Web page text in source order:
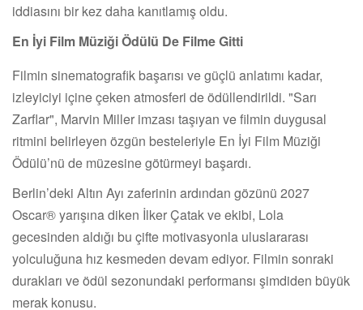
iddiasını bir kez daha kanıtlamış oldu.
En İyi Film Müziği Ödülü De Filme Gitti
Filmin sinematografik başarısı ve güçlü anlatımı kadar,
izleyiciyi içine çeken atmosferi de ödüllendirildi. "Sarı
Zarflar", Marvin Miller imzası taşıyan ve filmin duygusal
ritmini belirleyen özgün besteleriyle En İyi Film Müziği
Ödülü’nü de müzesine götürmeyi başardı.
Berlin’deki Altın Ayı zaferinin ardından gözünü 2027
Oscar® yarışına diken İlker Çatak ve ekibi, Lola
gecesinden aldığı bu çifte motivasyonla uluslararası
yolculuğuna hız kesmeden devam ediyor. Filmin sonraki
durakları ve ödül sezonundaki performansı şimdiden büyük
merak konusu.